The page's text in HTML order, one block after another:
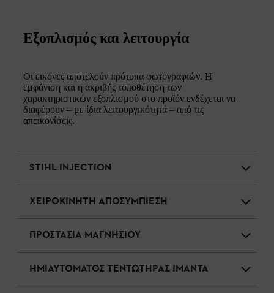
Εξοπλισμός και λειτουργία
Οι εικόνες αποτελούν πρότυπα φωτογραφιών. Η
εμφάνιση και η ακριβής τοποθέτηση των
χαρακτηριστικών εξοπλισμού στο προϊόν ενδέχεται να
διαφέρουν – με ίδια λειτουργικότητα – από τις
απεικονίσεις.
STIHL INJECTION
ΧΕΙΡΟΚΙΝΗΤΗ ΑΠΟΣΥΜΠΙΕΣΗ
ΠΡΟΣΤΑΣΙΑ ΜΑΓΝΗΣΙΟΥ
ΗΜΙΑΥΤΟΜΑΤΟΣ ΤΕΝΤΩΤΗΡΑΣ ΙΜΑΝΤΑ